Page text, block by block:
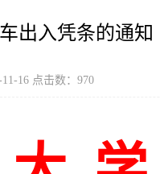
出入凭条的通知
16 点击数： 970